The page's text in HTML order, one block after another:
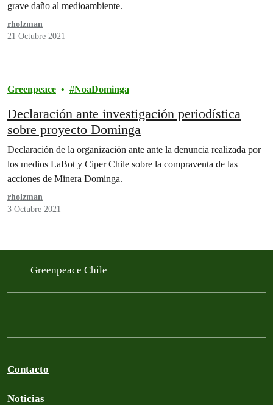
grave daño al medioambiente.
rholzman
21 Octubre 2021
Greenpeace NoaDominga
Declaración ante investigación periodística
sobre proyecto Dominga
Declaración de la organización ante ante la denuncia realizada por
los medios LaBot y Ciper Chile sobre la compraventa de las
acciones de Minera Dominga.
rholzman
3 Octubre 2021
Greenpeace Chile
Contacto
Noticias